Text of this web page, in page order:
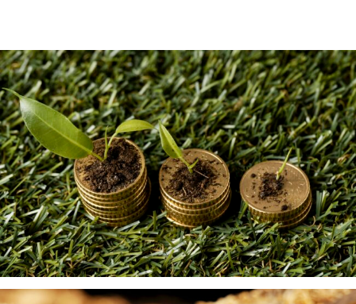
LA BIOECONOMÍA SITÚA AL SECTOR FORESTAL
COMO EJE ESTRATÉGICO DE LA
TRANSFORMACIÓN HACIA UNA ECONOMÍA
SOSTENIBLE